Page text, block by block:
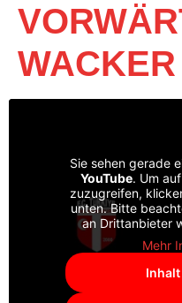
WACKER
Sie sehen gerade
YouTube. Um
zuzugreifen,
unten. Bitte
an Drittanbieter
Mehr